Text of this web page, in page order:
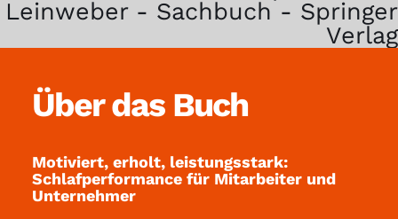
Über das Buch
Motiviert, erholt, leistungsstark:
Schlafperformance für Mitarbeiter und
Unternehmer